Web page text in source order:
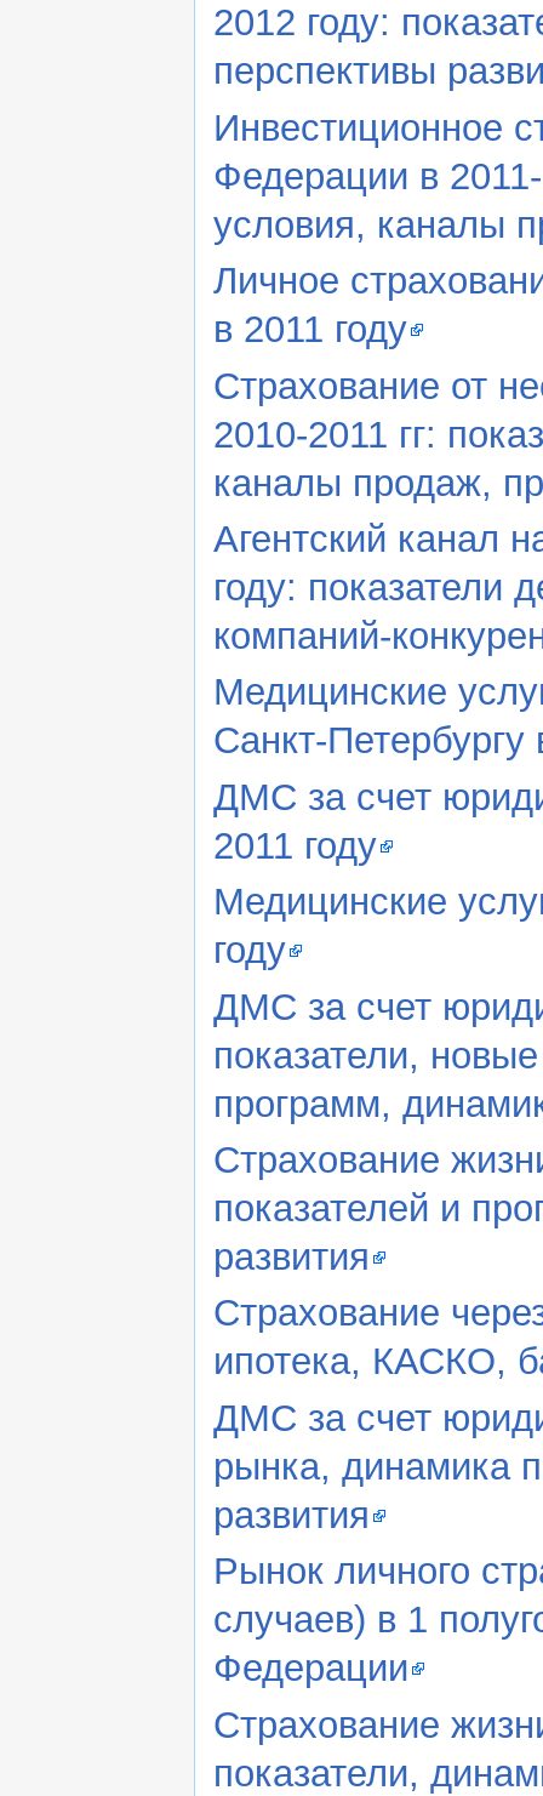
2012 году:
перспективы
Инвестиционное
Федерации в
условия, каналы
Личное
в 2011 году
Страхование от
2010-2011 гг:
каналы продаж,
Агентский канал
году: показатели
компаний-
Медицинские
Санкт-Петербургу
ДМС за счет
2011 году
Медицинские
году
ДМС за счет
показатели,
программ,
Страхование
показателей и
развития
Страхование
ипотека, КАСКО,
ДМС за счет
рынка, динамика
развития
Рынок личного
случаев) в 1
Федерации
Страхование
показатели,